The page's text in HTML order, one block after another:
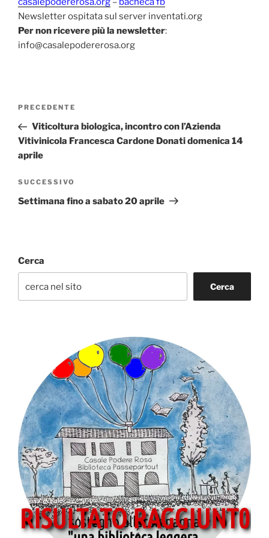
Newsletter ospitata sul server inventati.org
Per non ricevere più la newsletter:
info@casalepodererosa.org
Navigazione
Articolo
precedente:
PRECEDENTE
Viticoltura biologica, incontro con l’Azienda
Vitivinicola Francesca Cardone Donati domenica 14
aprile
Articolo
successivo
SUCCESSIVO
Settimana fino a sabato 20 aprile
Cerca
Cerca